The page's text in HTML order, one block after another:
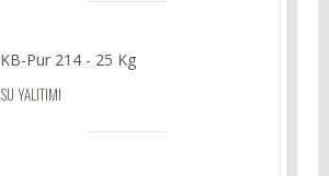
KB-Pur 214 - 25 Kg
SU YALITIMI